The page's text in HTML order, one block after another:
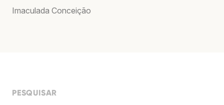
Imaculada Conceição
PESQUISAR